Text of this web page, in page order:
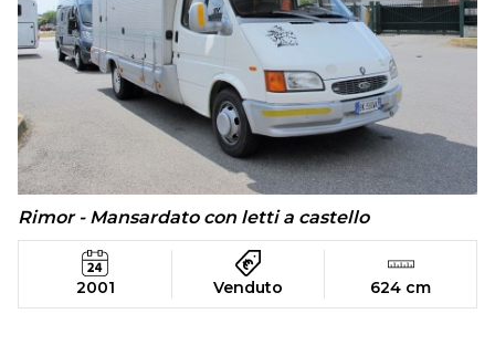
Rimor - Mansardato con letti a castello
2001 Venduto 624 cm